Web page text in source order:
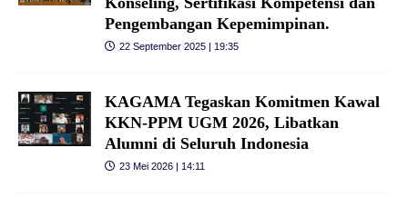
Pengembangan Kepemimpinan.
22 September 2025 | 19:35
KAGAMA Tegaskan Komitmen Kawal
KKN-PPM UGM 2026, Libatkan
Alumni di Seluruh Indonesia
23 Mei 2026 | 14:11